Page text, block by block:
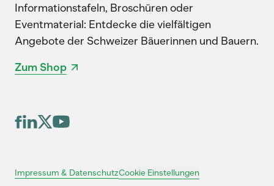
Informationstafeln, Broschüren oder
Eventmaterial: Entdecke die vielfältigen
Angebote der Schweizer Bäuerinnen und Bauern.
Zum Shop
Impressum & DatenschutzCookie Einstellungen